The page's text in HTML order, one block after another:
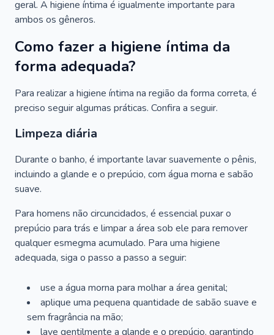
geral. A higiene íntima é igualmente importante para
ambos os gêneros.
Como fazer a higiene íntima da
forma adequada?
Para realizar a higiene íntima na região da forma correta, é
preciso seguir algumas práticas. Confira a seguir.
Limpeza diária
Durante o banho, é importante lavar suavemente o pênis,
incluindo a glande e o prepúcio, com água morna e sabão
suave.
Para homens não circuncidados, é essencial puxar o
prepúcio para trás e limpar a área sob ele para remover
qualquer esmegma acumulado. Para uma higiene
adequada, siga o passo a passo a seguir:
use a água morna para molhar a área genital;
aplique uma pequena quantidade de sabão suave e
sem fragrância na mão;
lave gentilmente a glande e o prepúcio, garantindo